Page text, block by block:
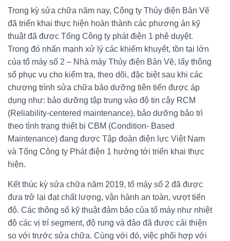
Trong kỳ sửa chữa năm nay, Công ty Thủy điện Bản Vẽ
đã triển khai thực hiện hoàn thành các phương án kỹ
thuật đã được Tổng Công ty phát điện 1 phê duyệt.
Trong đó nhấn mạnh xử lý các khiếm khuyết, tồn tại lớn
của tổ máy số 2 – Nhà máy Thủy điện Bản Vẽ, lấy thông
số phục vụ cho kiểm tra, theo dõi, đặc biệt sau khi các
chương trình sửa chữa bảo dưỡng tiên tiến được áp
dụng như: bảo dưỡng tập trung vào độ tin cậy RCM
(Reliability-centered maintenance), bảo dưỡng bảo trì
theo tình trạng thiết bị CBM (Condition- Based
Maintenance) đang được Tập đoàn điện lực Việt Nam
và Tổng Công ty Phát điện 1 hướng tới triển khai thực
hiện.
Kết thúc kỳ sửa chữa năm 2019, tổ máy số 2 đã được
đưa trở lại đạt chất lượng, vận hành an toàn, vượt tiến
độ. Các thông số kỹ thuật đảm bảo của tổ máy như nhiệt
độ các vị trí segment, độ rung và đảo đã được cải thiện
so với trước sửa chữa. Cùng với đó, việc phối hợp với